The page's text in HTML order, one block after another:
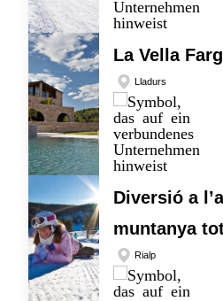
La Vella
Lladurs
Diversió a
muntanya
Rialp